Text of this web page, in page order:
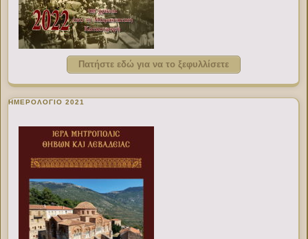
Πατήστε εδώ για να το ξεφυλλίσετε
ΗΜΕΡΟΛΟΓΙΟ 2021